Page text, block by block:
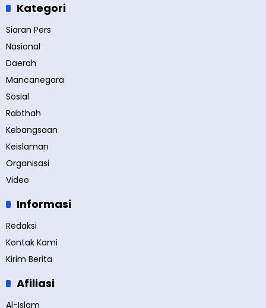
Kategori
Siaran Pers
Nasional
Daerah
Mancanegara
Sosial
Rabthah
Kebangsaan
Keislaman
Organisasi
Video
Informasi
Redaksi
Kontak Kami
Kirim Berita
Afiliasi
Al-Islam